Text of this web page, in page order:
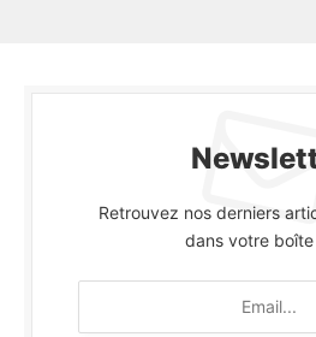
Retrouvez nos derniers
dans votre boîte